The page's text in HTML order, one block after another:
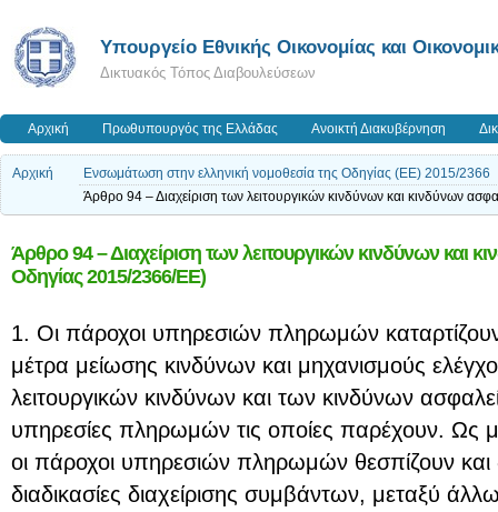
Υπουργείο Εθνικής Οικονομίας και
Δικτυακός Τόπος Διαβουλεύσεων
Αρχική Πρωθυπουργός της Ελλάδας Ανοικτή Διακυβέρνηση
Αρχική
Ενσωμάτωση στην ελληνική νομοθεσία της Οδηγίας (ΕΕ) 2015/2366
Άρθρο 94 – Διαχείριση των λειτουργικών κινδύνων και κινδύνων
Άρθρο 94 – Διαχείριση των λειτουργικών κινδύνων και
Οδηγίας 2015/2366/ΕΕ)
1. Οι πάροχοι υπηρεσιών πληρωμών
μέτρα μείωσης κινδύνων και μηχανισμούς
λειτουργικών κινδύνων και των κινδύνων
υπηρεσίες πληρωμών τις οποίες παρέχουν. Ως
οι πάροχοι υπηρεσιών πληρωμών θεσπίζουν και
διαδικασίες διαχείρισης συμβάντων, μεταξύ